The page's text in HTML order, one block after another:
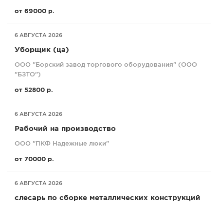
от 69000 р.
6 АВГУСТА 2026
Уборщик (ца)
ООО "Борский завод торгового оборудования" (ООО
"БЗТО")
от 52800 р.
6 АВГУСТА 2026
Рабочий на производство
ООО "ПКФ Надежные люки"
от 70000 р.
6 АВГУСТА 2026
слесарь по сборке металлических конструкций